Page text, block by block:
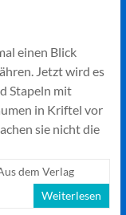
einen Blick
Jetzt wird es
Stapeln mit
in Kriftel vor
sie nicht die
dem Verlag
Weiterlesen